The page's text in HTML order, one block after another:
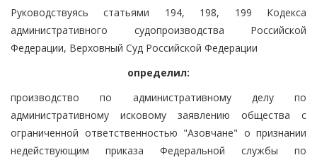
Руководствуясь статьями 194, 198, 199 Кодекса
административного судопроизводства Российской
Федерации, Верховный Суд Российской Федерации
определил:
производство по административному делу по
административному исковому заявлению общества с
ограниченной ответственностью "Азовчане" о признании
недействующим приказа Федеральной службы по